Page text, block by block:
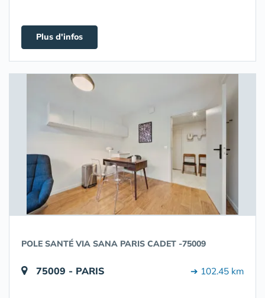
Plus d'infos
POLE SANTÉ VIA SANA PARIS CADET -75009
75009 - PARIS ➔ 102.45 km